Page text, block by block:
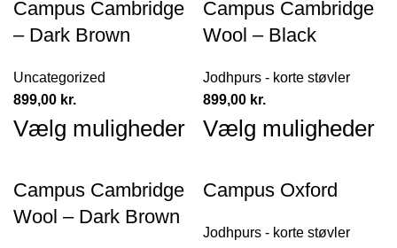
Campus Cambridge
– Dark Brown
Uncategorized
899,00 kr.
Vælg muligheder
Campus Cambridge
Wool – Black
Jodhpurs - korte støvler
899,00 kr.
Vælg muligheder
Campus Cambridge
Wool – Dark Brown
Campus Oxford
Jodhpurs - korte støvler